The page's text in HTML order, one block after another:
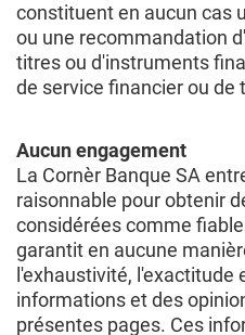
constituent en aucun cas
ou une recommandation
titres ou d'instruments
de service financier ou
Aucun engagement
La Cornèr Banque SA
raisonnable pour obtenir
considérées comme
garantit en aucune
l'exhaustivité, l'exactitude
informations et des
présentes pages. Ces